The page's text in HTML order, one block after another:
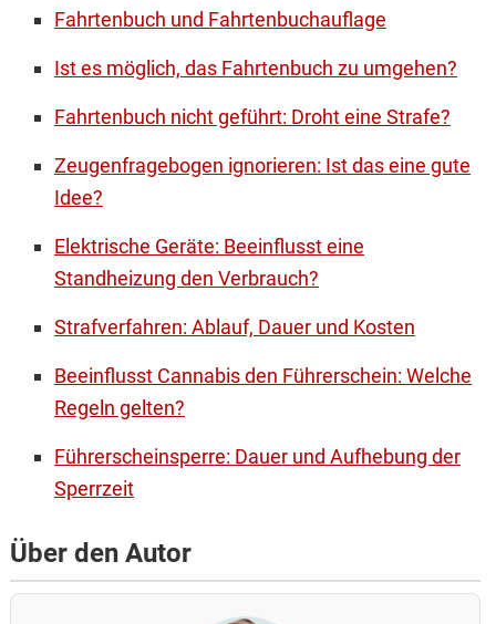
Fahrtenbuch und Fahrtenbuchauflage
Ist es möglich, das Fahrtenbuch zu umgehen?
Fahrtenbuch nicht geführt: Droht eine Strafe?
Zeugenfragebogen ignorieren: Ist das eine gute
Idee?
Elektrische Geräte: Beeinflusst eine
Standheizung den Verbrauch?
Strafverfahren: Ablauf, Dauer und Kosten
Beeinflusst Cannabis den Führerschein: Welche
Regeln gelten?
Führerscheinsperre: Dauer und Aufhebung der
Sperrzeit
Über den Autor